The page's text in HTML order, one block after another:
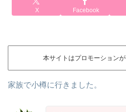
X Facebook
本サイトはプロモーションが
家族で小樽に行きました。